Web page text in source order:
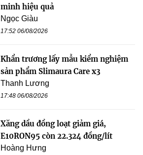
minh hiệu quả
Ngọc Giàu
17:52 06/08/2026
Khẩn trương lấy mẫu kiểm nghiệm
sản phẩm Slimaura Care x3
Thanh Lương
17:48 06/08/2026
Xăng dầu đồng loạt giảm giá,
E10RON95 còn 22.324 đồng/lít
Hoàng Hưng